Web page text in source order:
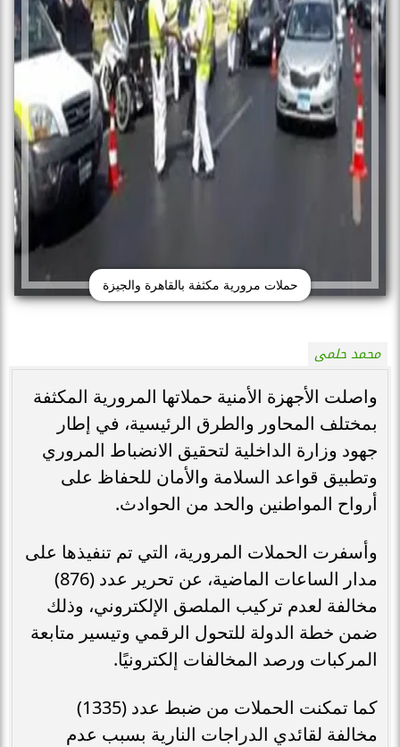
حملات مرورية مكثفة بالقاهرة والجيزة
محمد حلمى
واصلت الأجهزة الأمنية حملاتها المرورية المكثفة
بمختلف المحاور والطرق الرئيسية، في إطار
جهود وزارة الداخلية لتحقيق الانضباط المروري
وتطبيق قواعد السلامة والأمان للحفاظ على
أرواح المواطنين والحد من الحوادث.
وأسفرت الحملات المرورية، التي تم تنفيذها على
مدار الساعات الماضية، عن تحرير عدد (876)
مخالفة لعدم تركيب الملصق الإلكتروني، وذلك
ضمن خطة الدولة للتحول الرقمي وتيسير متابعة
المركبات ورصد المخالفات إلكترونيًا.
كما تمكنت الحملات من ضبط عدد (1335)
مخالفة لقائدي الدراجات النارية بسبب عدم